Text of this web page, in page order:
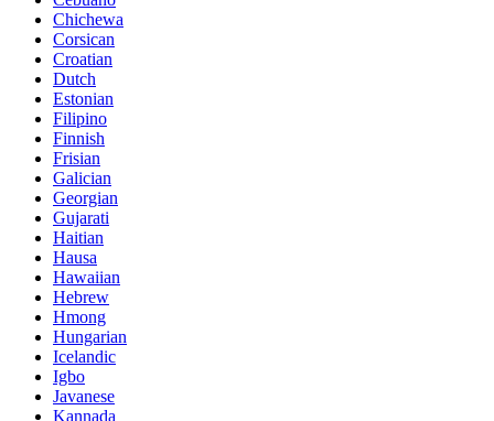
Chichewa
Corsican
Croatian
Dutch
Estonian
Filipino
Finnish
Frisian
Galician
Georgian
Gujarati
Haitian
Hausa
Hawaiian
Hebrew
Hmong
Hungarian
Icelandic
Igbo
Javanese
Kannada